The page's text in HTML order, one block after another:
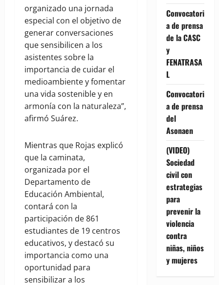
organizado una jornada
especial con el objetivo de
generar conversaciones
que sensibilicen a los
asistentes sobre la
importancia de cuidar el
medioambiente y fomentar
una vida sostenible y en
armonía con la naturaleza”,
afirmó Suárez.
Mientras que Rojas explicó
que la caminata,
organizada por el
Departamento de
Educación Ambiental,
contará con la
participación de 861
estudiantes de 19 centros
educativos, y destacó su
importancia como una
oportunidad para
sensibilizar a los
Convocatori
a de prensa
de la CASC
y
FENATRASA
L
Convocatori
a de prensa
del
Asonaen
(VIDEO)
Sociedad
civil con
estrategias
para
prevenir la
violencia
contra
niñas, niños
y mujeres